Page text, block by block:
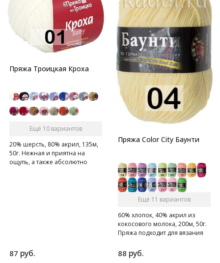
Пряжа Троицкая Кроха
Ещё 10 вариантов
20% шерсть, 80% акрил, 135м,
50г. Нежная и приятна на
ощупь, а также абсолютно
87 руб.
Пряжа Color City Баунти
Ещё 11 вариантов
60% хлопок, 40% акрил из
кокосового молока, 200м, 50г.
Пряжа подходит для вязания
вязальной машине.
88 руб.